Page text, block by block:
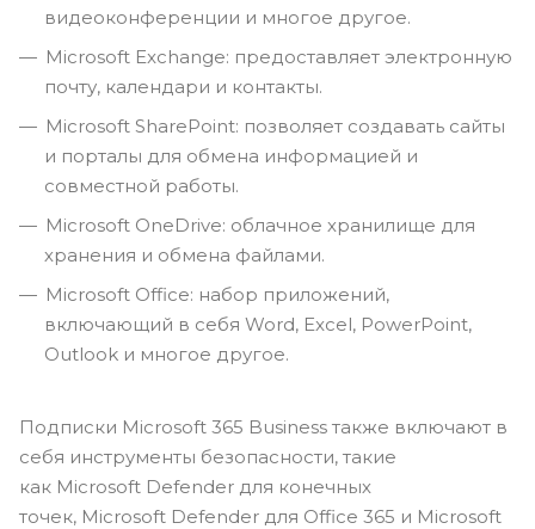
видеоконференции и многое другое.
Microsoft Exchange: предоставляет электронную
почту, календари и контакты.
Microsoft SharePoint: позволяет создавать сайты
и порталы для обмена информацией и
совместной работы.
Microsoft OneDrive: облачное хранилище для
хранения и обмена файлами.
Microsoft Office: набор приложений,
включающий в себя Word, Excel, PowerPoint,
Outlook и многое другое.
Подписки Microsoft 365 Business также включают в
себя инструменты безопасности, такие
как Microsoft Defender для конечных
точек, Microsoft Defender для Office 365 и Microsoft